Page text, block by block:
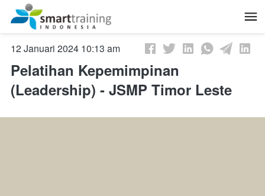
12 Januari 2024 10:13 am
Pelatihan Kepemimpinan
(Leadership) - JSMP Timor Leste